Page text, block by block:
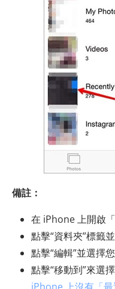
備註：
在 iPhone 上開啟
點擊“資料夾”標籤
點擊“編輯”並選擇
點擊“移動到”來選